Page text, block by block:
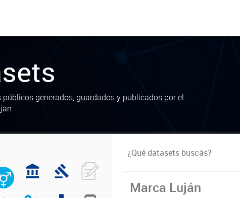
públicos generados, guardados y publicados por el
Marca Luján